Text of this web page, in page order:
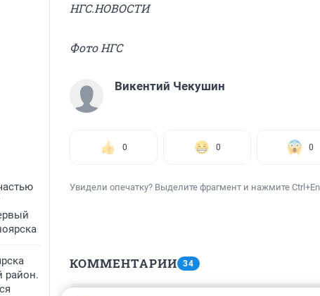
район.
НГС.НОВОСТИ
Фото НГС
Викентий Чекушин
0 0 0
Увидели опечатку? Выделите фрагмент и нажмите
КОММЕНТАРИИ 34